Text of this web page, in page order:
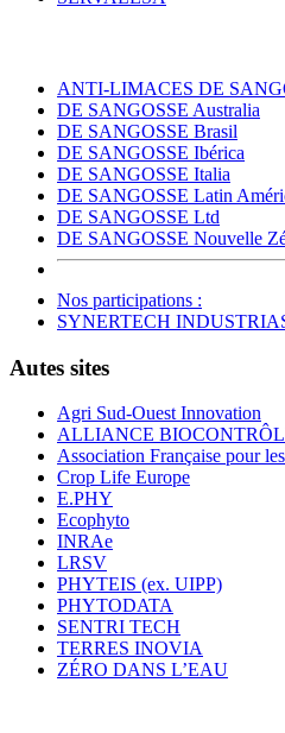
ANTI-LIMACES DE
DE SANGOSSE Australia
DE SANGOSSE Brasil
DE SANGOSSE Ibérica
DE SANGOSSE Italia
DE SANGOSSE Latin
DE SANGOSSE Ltd
DE SANGOSSE Nouvelle
Nos participations :
SYNERTECH
Autes sites
Agri Sud-Ouest Innovation
ALLIANCE
Association Française pour
Crop Life Europe
E.PHY
Ecophyto
INRAe
LRSV
PHYTEIS (ex. UIPP)
PHYTODATA
SENTRI TECH
TERRES INOVIA
ZÉRO DANS L’EAU